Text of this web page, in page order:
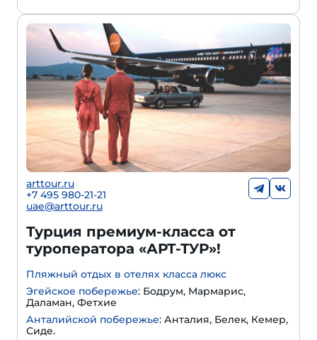
arttour.ru
+7 495 980-21-21
uae@arttour.ru
Турция премиум-класса от
туроператора «АРТ-ТУР»!
Пляжный отдых в отелях класса люкс
Эгейское побережье: Бодрум, Мармарис,
Даламан, Фетхие
Анталийской побережье: Анталия, Белек, Кемер,
Сиде.